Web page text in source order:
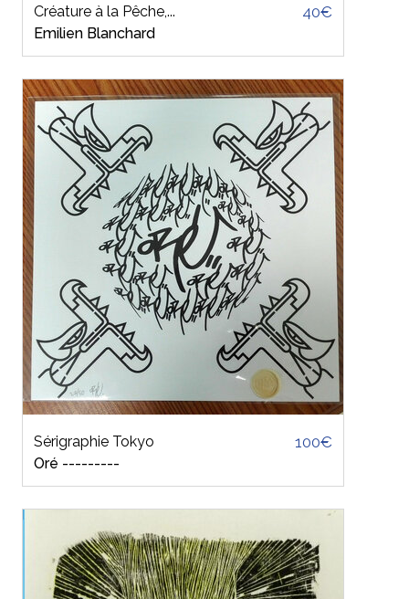
Créature à la Pêche,...
Emilien Blanchard
40€
Sérigraphie Tokyo
Oré ---------
100€